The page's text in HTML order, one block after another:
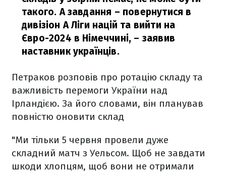
такого. А завдання – повернутися в
дивізіон А Ліги націй та вийти на
Євро-2024 в Німеччині, – заявив
наставник українців.
Петраков розповів про ротацію складу та
важливість перемоги України над
Ірландією. За його словами, він планував
повністю оновити склад
"Ми тільки 5 червня провели дуже
складний матч з Уельсом. Щоб не завдати
шкоди хлопцям, щоб вони не отримали